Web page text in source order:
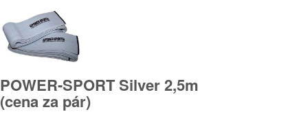
POWER-SPORT Silver 2,5m
(cena za pár)